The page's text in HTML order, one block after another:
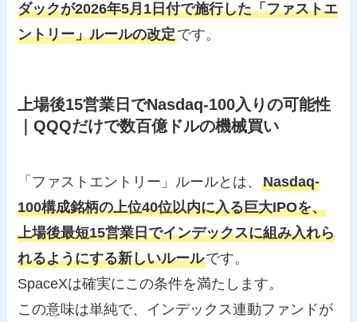
ダックが2026年5月1日付で施行した「ファストエ
ントリー」ルールの改定です。
上場後15営業日でNasdaq-100入りの可能性
｜QQQだけで数百億ドルの機械買い
「ファストエントリー」ルールとは、Nasdaq-
100構成銘柄の上位40位以内に入る巨大IPOを、
上場後最短15営業日でインデックスに組み入れら
れるようにする新しいルールです。
SpaceXは確実にこの条件を満たします。
この意味は単純で、インデックス連動ファンドが